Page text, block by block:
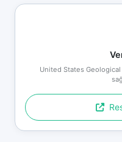
United States Geological